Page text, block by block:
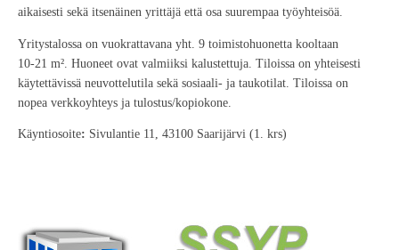
aikaisesti sekä itsenäinen yrittäjä että osa suurempaa työyhteisöä.
Yritystalossa on vuokrattavana yht. 9 toimistohuonetta kooltaan
10-21 m². Huoneet ovat valmiiksi kalustettuja. Tiloissa on yhteisesti
käytettävissä neuvottelutila sekä sosiaali- ja taukotilat. Tiloissa on
nopea verkkoyhteys ja tulostus/kopiokone.
Käyntiosoite: Sivulantie 11, 43100 Saarijärvi (1. krs)